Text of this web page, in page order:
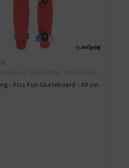
Longboard - Street Surfing - Street Surfing
- Fizz Fun Skateboard - 60 cm -